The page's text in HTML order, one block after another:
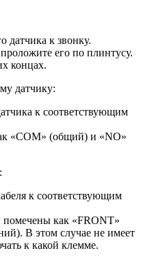
датчика к звонку.
его по плинтусу.
концах.
датчику:
к соответствующим
«COM» (общий) и «NO»
к соответствующим
как «FRONT»
В этом случае не имеет
к какой клемме.